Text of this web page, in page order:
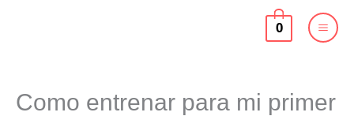
0
Como entrenar para mi primer